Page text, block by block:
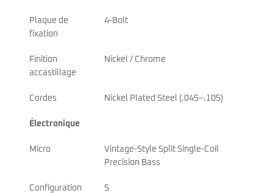
Plaque de
fixation
4-Bolt
Finition
accastillage
Nickel / Chrome
Cordes Nickel Plated Steel (.045–.105)
Électronique
Micro
Vintage-Style Split Single-Coil
Precision Bass
Configuration S